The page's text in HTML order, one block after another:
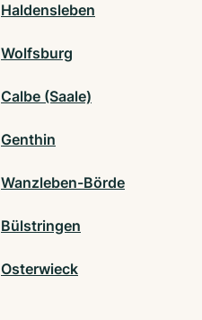
Haldensleben
Wolfsburg
Calbe (Saale)
Genthin
Wanzleben-Börde
Bülstringen
Osterwieck